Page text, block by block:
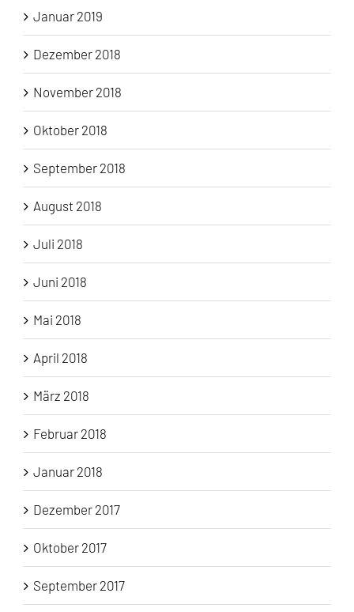
Januar 2019
Dezember 2018
November 2018
Oktober 2018
September 2018
August 2018
Juli 2018
Juni 2018
Mai 2018
April 2018
März 2018
Februar 2018
Januar 2018
Dezember 2017
Oktober 2017
September 2017